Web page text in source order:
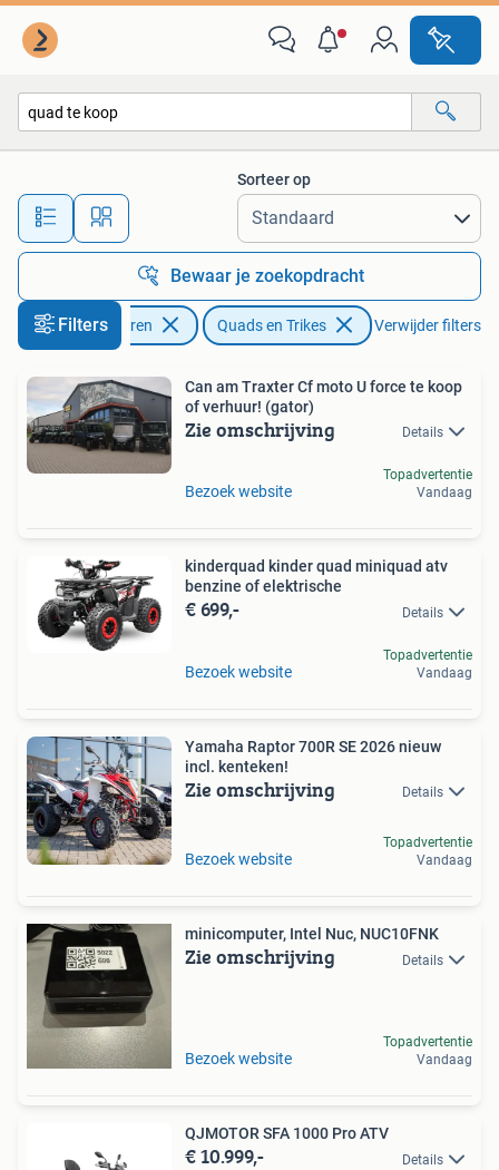
Alle afstanden…
Sorteer op
Bewaar je zoekopdracht
FiltersMotoren Quads en Trikes Verwijder filters
Can am Traxter Cf moto U force te koop
of verhuur! (gator)
Zie omschrijving Details
Bezoek website
Topadvertentie
Vandaag
kinderquad kinder quad miniquad atv
benzine of elektrische
€ 699,- Details
Bezoek website
Topadvertentie
Vandaag
Yamaha Raptor 700R SE 2026 nieuw
incl. kenteken!
Zie omschrijving Details
Bezoek website
Topadvertentie
Vandaag
minicomputer, Intel Nuc, NUC10FNK
Zie omschrijving Details
Bezoek website
Topadvertentie
Vandaag
QJMOTOR SFA 1000 Pro ATV
€ 10.999,- Details